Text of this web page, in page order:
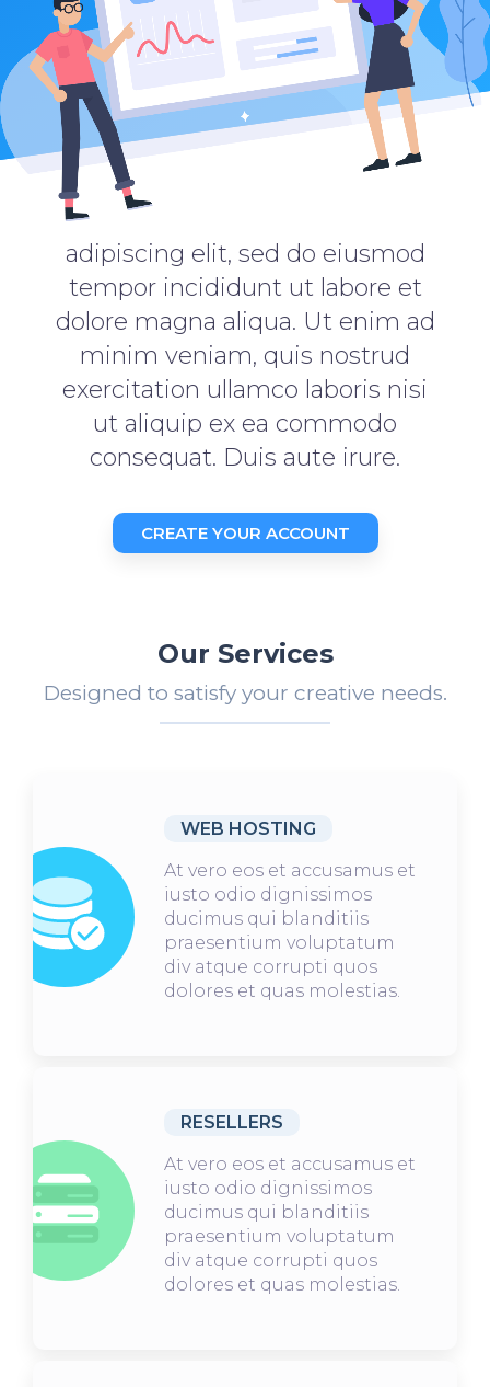
adipiscing elit, sed do eiusmod
tempor incididunt ut labore et
dolore magna aliqua. Ut enim ad
minim veniam, quis nostrud
exercitation ullamco laboris nisi
ut aliquip ex ea commodo
consequat. Duis aute irure.
CREATE YOUR ACCOUNT
Our Services
Designed to satisfy your creative needs.
WEB HOSTING
At vero eos et accusamus et
iusto odio dignissimos
ducimus qui blanditiis
praesentium voluptatum
div atque corrupti quos
dolores et quas molestias.
RESELLERS
At vero eos et accusamus et
iusto odio dignissimos
ducimus qui blanditiis
praesentium voluptatum
div atque corrupti quos
dolores et quas molestias.